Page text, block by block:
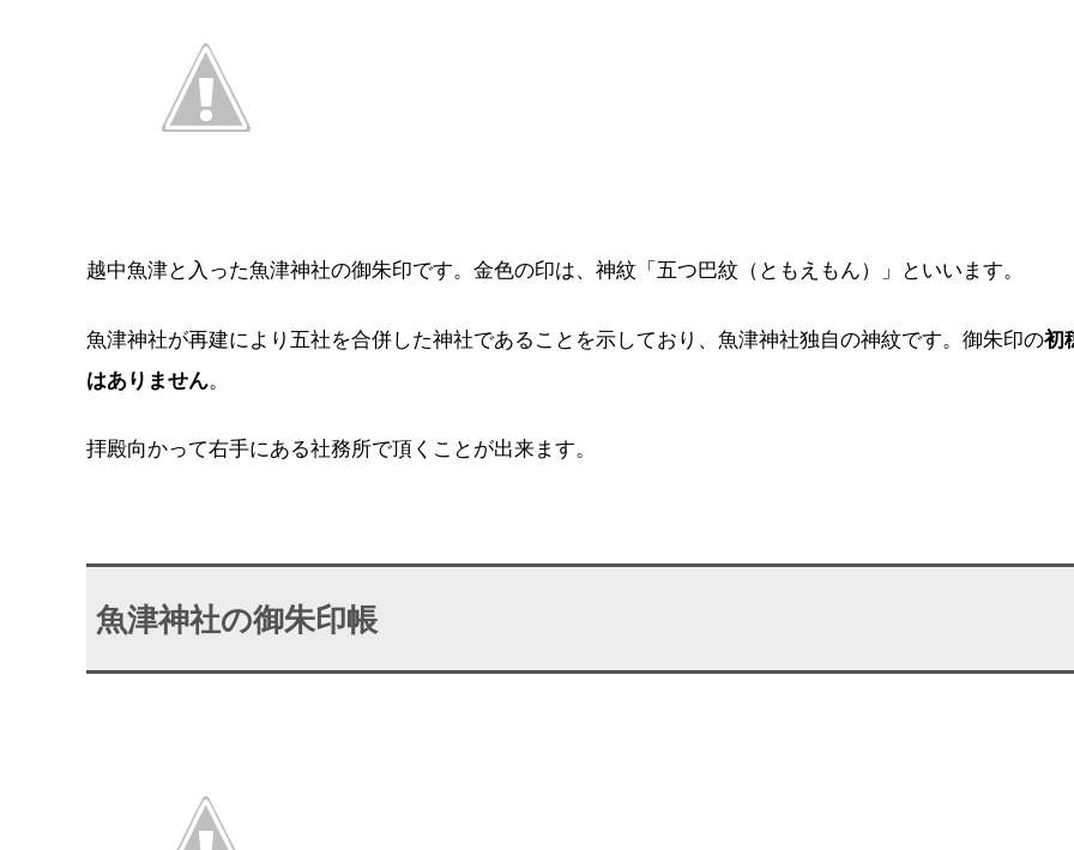
越中魚津と入った魚津神社の御朱印です。金色の印は、神紋「五つ巴紋（ともえもん）」といいます。
魚津神社が再建により五社を合併した神社であることを示しており、魚津神社独自の神紋です。御朱印の初
はありません。
拝殿向かって右手にある社務所で頂くことが出来ます。
魚津神社の御朱印帳